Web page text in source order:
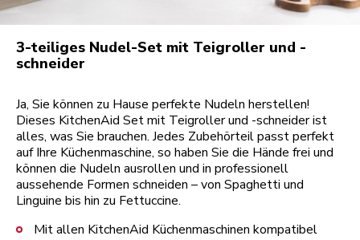
3-teiliges Nudel-Set mit Teigroller und -
schneider
Ja, Sie können zu Hause perfekte Nudeln herstellen!
Dieses KitchenAid Set mit Teigroller und -schneider ist
alles, was Sie brauchen. Jedes Zubehörteil passt perfekt
auf Ihre Küchenmaschine, so haben Sie die Hände frei und
können die Nudeln ausrollen und in professionell
aussehende Formen schneiden – von Spaghetti und
Linguine bis hin zu Fettuccine.
Mit allen KitchenAid Küchenmaschinen kompatibel